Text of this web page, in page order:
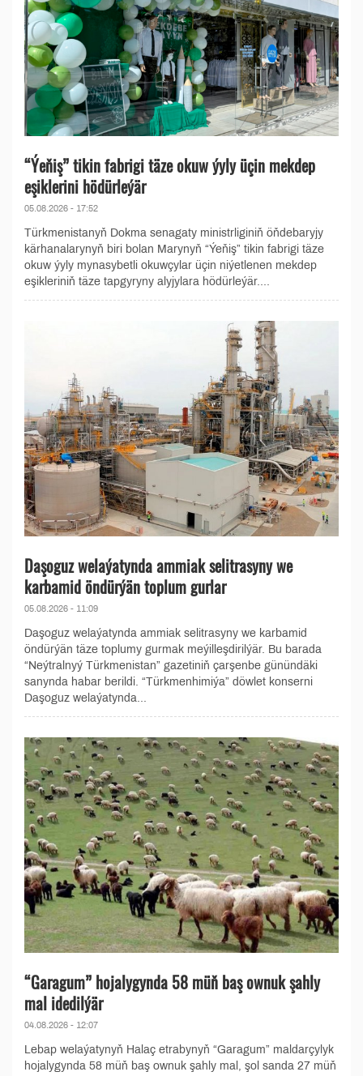
“Ýeňiş” tikin fabrigi täze okuw ýyly üçin mekdep
eşiklerini hödürleýär
05.08.2026 - 17:52
Türkmenistanyň Dokma senagaty ministrliginiň öňdebaryjy
kärhanalarynyň biri bolan Marynyň “Ýeňiş” tikin fabrigi täze
okuw ýyly mynasybetli okuwçylar üçin niýetlenen mekdep
eşikleriniň täze tapgyryny alyjylara hödürleýär....
Daşoguz welaýatynda ammiak selitrasyny we
karbamid öndürýän toplum gurlar
05.08.2026 - 11:09
Daşoguz welaýatynda ammiak selitrasyny we karbamid
öndürýän täze toplumy gurmak meýilleşdirilýär. Bu barada
“Neýtralnyý Türkmenistan” gazetiniň çarşenbe günündäki
sanynda habar berildi. “Türkmenhimiýa” döwlet konserni
Daşoguz welaýatynda...
“Garagum” hojalygynda 58 müň baş ownuk şahly
mal idedilýär
04.08.2026 - 12:07
Lebap welaýatynyň Halaç etrabynyň “Garagum” maldarçylyk
hojalygynda 58 müň baş ownuk şahly mal, şol sanda 27 müň